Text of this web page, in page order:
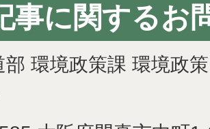
事に関するお
部 環境政策課 環境政